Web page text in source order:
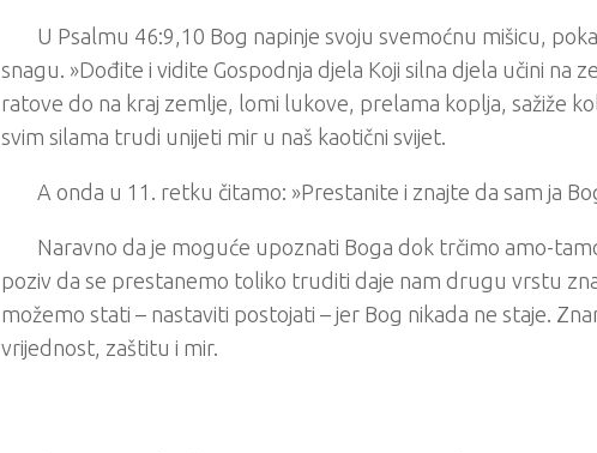
U Psalmu 46:9,10 Bog napinje svoju svemoćnu mišicu,
snagu. »Dođite i vidite Gospodnja djela Koji silna djela učini na
ratove do na kraj zemlje, lomi lukove, prelama koplja, sažiže
svim silama trudi unijeti mir u naš kaotični svijet.
A onda u 11. retku čitamo: »Prestanite i znajte da sam ja
Naravno da je moguće upoznati Boga dok trčimo amo-
poziv da se prestanemo toliko truditi daje nam drugu vrstu
možemo stati – nastaviti postojati – jer Bog nikada ne staje.
vrijednost, zaštitu i mir.